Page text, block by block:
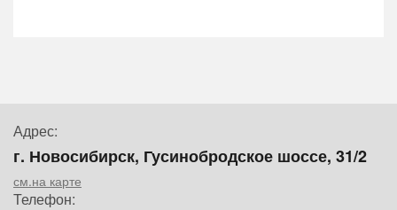
Адрес:
г. Новосибирск, Гусинобродское шоссе, 31/2
см.на карте
Телефон: